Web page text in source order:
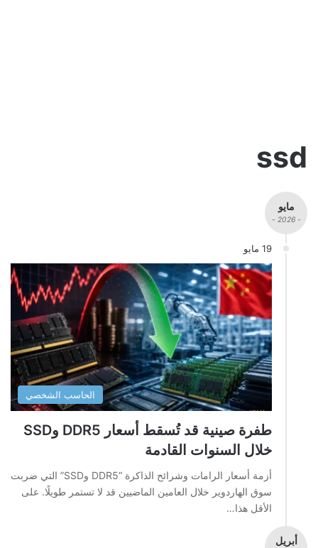
ssd
مايو
- 2026 -
19 مايو
الحاسب الشخصي
طفرة صينية قد تُسقط أسعار DDR5 وSSD
خلال السنوات القادمة
أزمة أسعار الرامات وشرائح الذاكرة “DDR5 وSSD” التي ضربت
سوق الهاردوير خلال العامين الماضيين قد لا تستمر طويلًا. على
الأقل هذا…
أبريل